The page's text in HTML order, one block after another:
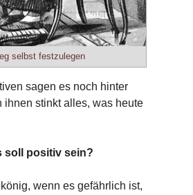
selbst festzulegen
sagen es noch hinter
stinkt alles, was heute
soll positiv sein?
wenn es gefährlich ist,